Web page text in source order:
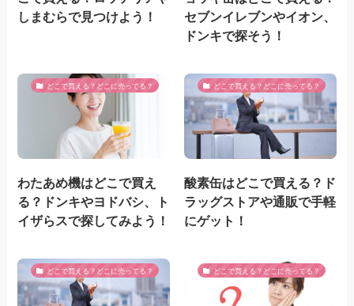
しまむらで見つけよう！
セブンイレブンやイオン、
ドンキで探そう！
どこで買える？どこに売ってる？
わたあめ機はどこで買え
る？ドンキやヨドバシ、ト
イザらスで探してみよう！
どこで買える？どこに売ってる？
酸素缶はどこで買える？ド
ラッグストアや通販で手軽
にゲット！
どこで買える？どこに売ってる？ どこで買える？どこに売ってる？